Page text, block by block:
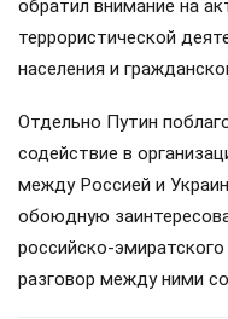
обратил внимание на
террористической
населения и
Отдельно Путин
содействие в
между Россией и
обоюдную
российско-
разговор между ними